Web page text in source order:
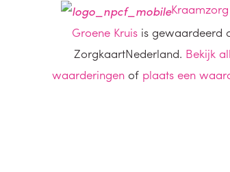
Groene Kruisis gewaardeerd
ZorgkaartNederland. Bekijk
waarderingenof plaats een